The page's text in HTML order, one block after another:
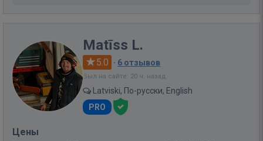
Matīss L.
5.0 · 6 отзывов
Был на сайте: 20 ч. назад
Latviski, По-русски, English
PRO
Цены